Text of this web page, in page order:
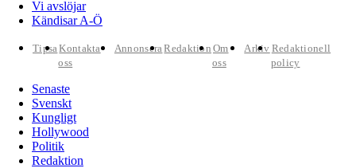
Vi avslöjar
Kändisar A-Ö
TipsaKontakta
oss
AnnonseraRedaktion Om
oss
Arkiv Redaktionell
policy
Senaste
Svenskt
Kungligt
Hollywood
Politik
Redaktion